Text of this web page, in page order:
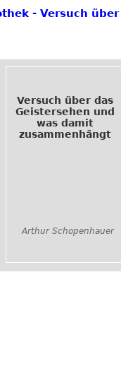
- Versuch
Versuch über das
Geistersehen und
was damit
zusammenhängt
Arthur Schopenhauer